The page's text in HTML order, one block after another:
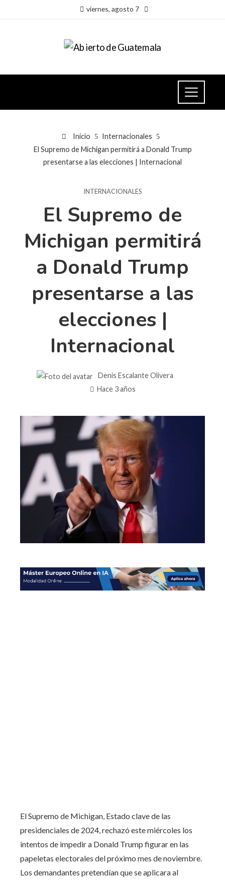
viernes, agosto 7
Inicio
Internacionales
El Supremo de Michigan permitirá a Donald Trump
presentarse a las elecciones | Internacional
INTERNACIONALES
El Supremo de
Michigan permitirá
a Donald Trump
presentarse a las
elecciones |
Internacional
Denis Escalante Olivera
Hace 3 años
El Supremo de Michigan, Estado clave de las
presidenciales de 2024, rechazó este miércoles los
intentos de impedir a Donald Trump figurar en las
papeletas electorales del próximo mes de noviembre.
Los demandantes pretendían que se aplicara al